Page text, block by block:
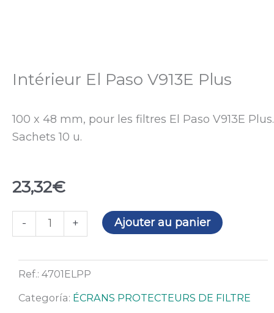
Intérieur El Paso V913E Plus
100 x 48 mm, pour les filtres El Paso V913E Plus.
Sachets 10 u.
23,32€
-
quantité
de
El
V913E
+ Ajouter au panier
Ref.: 4701ELPP
Categoría: ÉCRANS PROTECTEURS DE FILTRE